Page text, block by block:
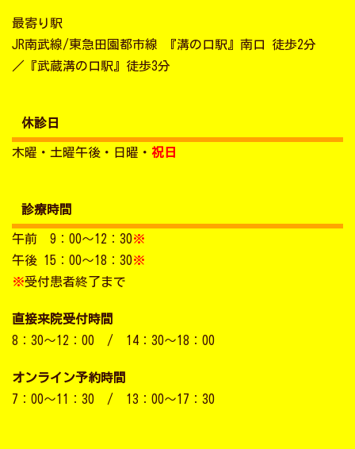
最寄り駅
JR南武線/東急田園都市線 『溝の口駅』南口 徒歩2分
／『武蔵溝の口駅』徒歩3分
休診日
木曜・土曜午後・日曜・ 祝日
診療時間
午前 9：00～12：30※
午後 15：00～18：30※
※受付患者終了まで
直接来院受付時間
8：30～12：00 / 14：30～18：00
オンライン予約時間
7：00～11：30 / 13：00～17：30